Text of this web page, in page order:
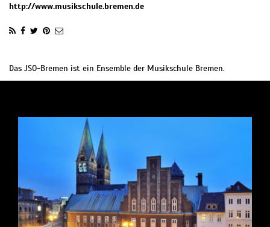
http://www.musikschule.bremen.de
Das JSO-Bremen ist ein Ensemble der Musikschule Bremen.